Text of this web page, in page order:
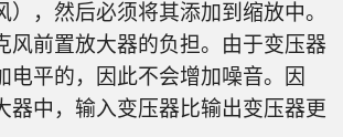
），然后必须将其添加到缩放中。
风前置放大器的负担。由于变压器
电平的，因此不会增加噪音。因
器中，输入变压器比输出变压器更